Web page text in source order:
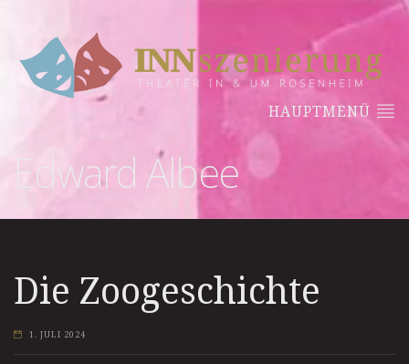
HAUPTMENÜ
Edward Albee
Die Zoogeschichte
1. JULI 2024